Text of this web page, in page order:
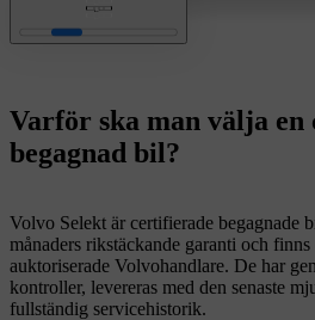
Sök certifierade bilar
Varför ska man välja
begagnad bil?
Volvo Selekt är certifierade begagnade
månaders rikstäckande garanti och
auktoriserade Volvohandlare. De har
kontroller, levereras med den senaste
fullständig servicehistorik.